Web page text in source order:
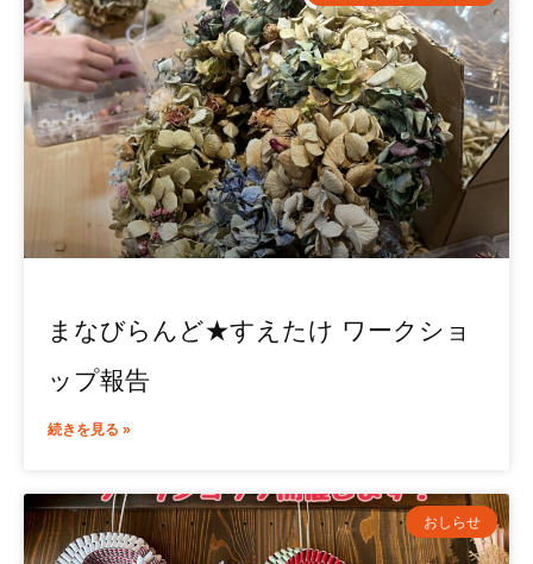
まなびらんど★すえたけ ワークショ
ップ報告
続きを見る »
おしらせ